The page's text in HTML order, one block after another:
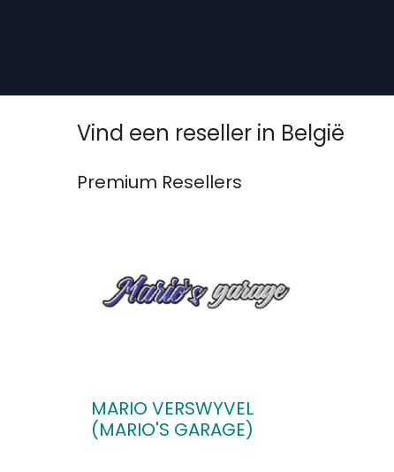
Vind een reseller in België
Premium Resellers
MARIO VERSWYVEL
(MARIO'S GARAGE)